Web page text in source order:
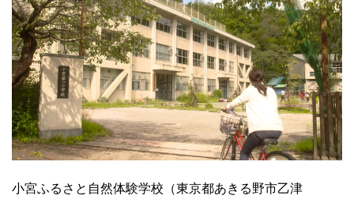
小宮ふるさと自然体験学校（東京都あきる野市乙津